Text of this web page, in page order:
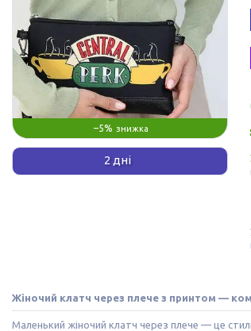
–5%
2 дні
Жіночий клатч через плече з принтом —
Маленький жіночий клатч через плече — це